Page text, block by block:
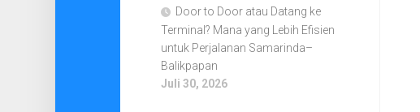
Door to Door atau Datang ke
Terminal? Mana yang Lebih Efisien
untuk Perjalanan Samarinda–
Balikpapan
Juli 30, 2026